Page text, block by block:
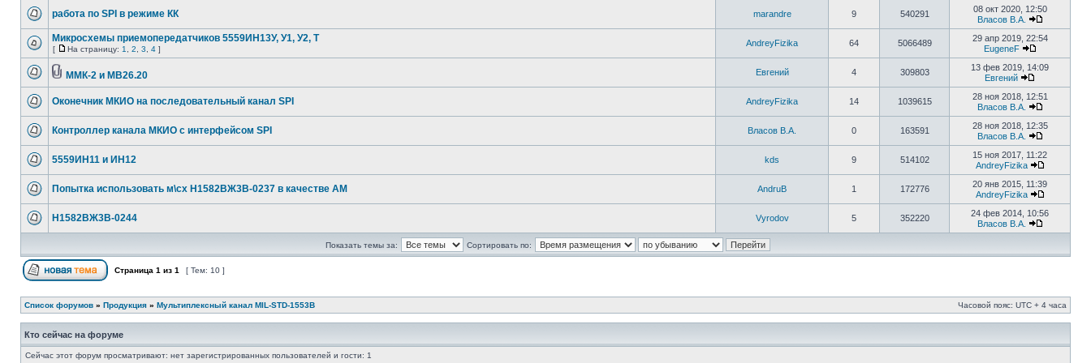
работа по SPI в режиме КК marandre 9 540291
08 окт 2020, 12:50
Власов В.А.
Микросхемы приемопередатчиков 5559ИН13У, У1, У2, Т
[ На страницу: 1 2 3 4 ]
AndreyFizika 64 5066489
29 апр 2019, 22:54
EugeneF
ММК-2 и МВ26.20 Евгений 4 309803
13 фев 2019, 14:09
Евгений
Оконечник МКИО на последовательный канал SPI AndreyFizika 14 1039615
28 ноя 2018, 12:51
Власов В.А.
Контроллер канала МКИО с интерфейсом SPI Власов В.А. 0 163591
28 ноя 2018, 12:35
Власов В.А.
5559ИН11 и ИН12 kds 9 514102
15 ноя 2017, 11:22
AndreyFizika
Попытка использовать м\сх Н1582ВЖ3В-0237 в качестве AM AndruB 1 172776
20 янв 2015, 11:39
AndreyFizika
Н1582ВЖ3В-0244 Vyrodov 5 352220
24 фев 2014, 10:56
Власов В.А.
Показать темы за: Сортировать по:
Страница 1 из 1 [ Тем: 10 ]
Список форумов » Продукция » Мультиплексный канал MIL-STD-1553B Часовой пояс: UTC + 4 часа
Кто сейчас на форуме
Сейчас этот форум просматривают: нет зарегистрированных пользователей и гости: 1